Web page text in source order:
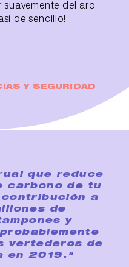
del aro
de sencillo!
Y SEGURIDAD
que reduce
carbono de tu
a
de
y
vertederos de
en 2019."